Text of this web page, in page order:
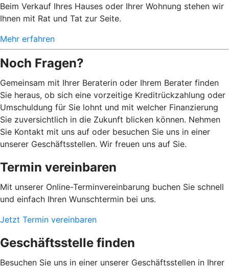
Beim Verkauf Ihres Hauses oder Ihrer Wohnung stehen wir
Ihnen mit Rat und Tat zur Seite.
Mehr erfahren
Noch Fragen?
Gemeinsam mit Ihrer Beraterin oder Ihrem Berater finden
Sie heraus, ob sich eine vorzeitige Kreditrückzahlung oder
Umschuldung für Sie lohnt und mit welcher Finanzierung
Sie zuversichtlich in die Zukunft blicken können. Nehmen
Sie Kontakt mit uns auf oder besuchen Sie uns in einer
unserer Geschäftsstellen. Wir freuen uns auf Sie.
Termin vereinbaren
Mit unserer Online-Terminvereinbarung buchen Sie schnell
und einfach Ihren Wunschtermin bei uns.
Jetzt Termin vereinbaren
Geschäftsstelle finden
Besuchen Sie uns in einer unserer Geschäftsstellen in Ihrer